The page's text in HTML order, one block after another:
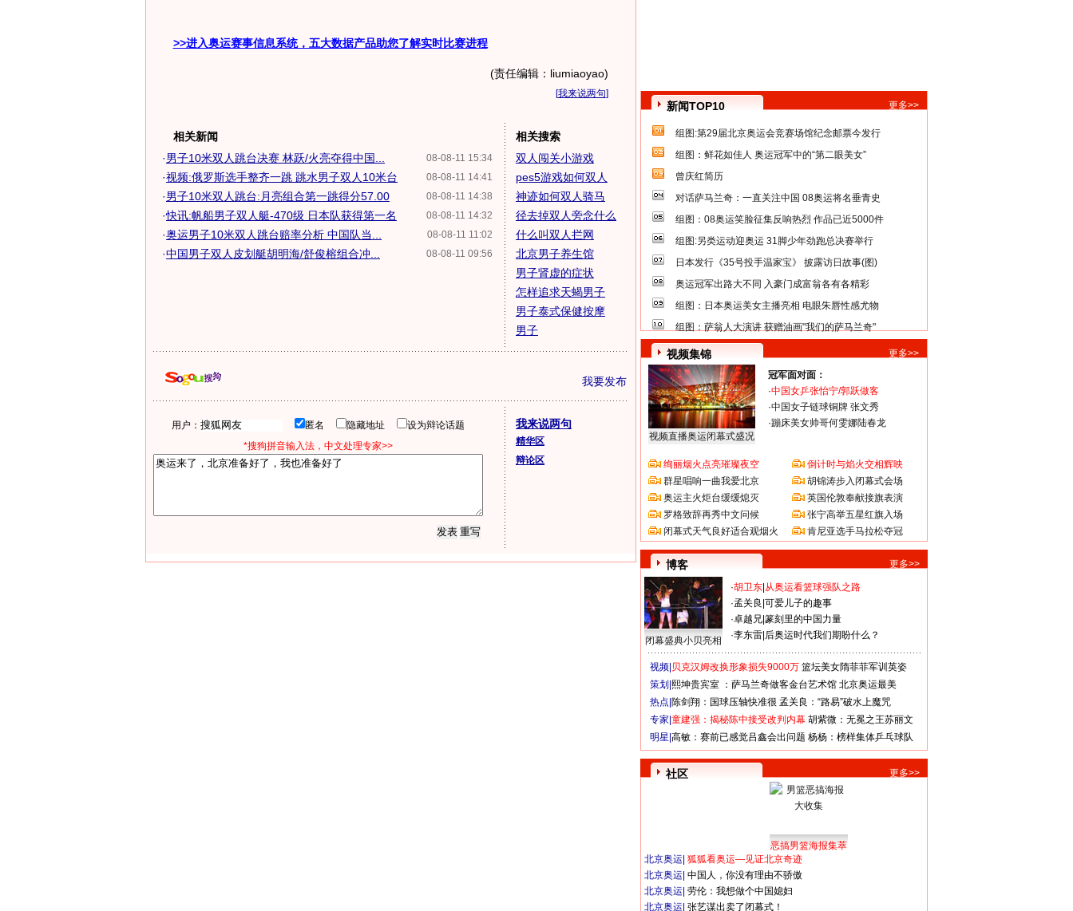
>>进入奥运赛事信息系统，五大数据产品助您了解实时比赛进程
(责任编辑：liumiaoyao)
[我来说两句]
相关新闻
08-08-11 15:34
·男子10米双人跳台决赛 林跃/火亮夺得中国...
08-08-11 14:41
·视频:俄罗斯选手整齐一跳 跳水男子双人10米台
08-08-11 14:38
·男子10米双人跳台:月亮组合第一跳得分57.00
08-08-11 14:32
·快讯:帆船男子双人艇-470级 日本队获得第一名
08-08-11 11:02
·奥运男子10米双人跳台赔率分析 中国队当...
08-08-11 09:56
·中国男子双人皮划艇胡明海/舒俊榕组合冲...
相关搜索
双人闯关小游戏
pes5游戏如何双人
神迹如何双人骑马
径去掉双人旁念什么
什么叫双人拦网
北京男子养生馆
男子肾虚的症状
怎样追求天蝎男子
男子泰式保健按摩
男子
我要发布
用户： 匿名 隐藏地址
设为辩论话题
*搜狗拼音输入法，中文处理专家>>
我来说两句
精华区
辩论区
新闻TOP10 更多>>
组图:第29届北京奥运会竞赛场馆纪念邮票今发行
组图：鲜花如佳人 奥运冠军中的“第二眼美女”
曾庆红简历
对话萨马兰奇：一直关注中国 08奥运将名垂青史
组图：08奥运笑脸征集反响热烈 作品已近5000件
组图:另类运动迎奥运 31脚少年劲跑总决赛举行
日本发行《35号投手温家宝》 披露访日故事(图)
奥运冠军出路大不同 入豪门成富翁各有各精彩
组图：日本奥运美女主播亮相 电眼朱唇性感尤物
组图：萨翁人大演讲 获赠油画"我们的萨马兰奇"
视频集锦 更多>>
视频直播奥运闭幕式盛况
冠军面对面：
·中国女乒张怡宁/郭跃做客
·中国女子链球铜牌 张文秀
·蹦床美女帅哥何雯娜陆春龙
绚丽烟火点亮璀璨夜空
群星唱响一曲我爱北京
奥运主火炬台缓缓熄灭
罗格致辞再秀中文问候
闭幕式天气良好适合观烟火
倒计时与焰火交相辉映
胡锦涛步入闭幕式会场
英国伦敦奉献接旗表演
张宁高举五星红旗入场
肯尼亚选手马拉松夺冠
博客 更多>>
闭幕盛典小贝亮相
·胡卫东 从奥运看篮球强队之路
·孟关良 可爱儿子的趣事
·卓越兄 篆刻里的中国力量
·李东雷 后奥运时代我们期盼什么？
视频| 贝克汉姆改换形象损失9000万 篮坛美女隋菲菲军训英姿
策划| 熙坤贵宾室 ：萨马兰奇做客金台艺术馆 北京奥运最美
热点| 陈剑翔：国球压轴快准很 孟关良：“路易”破水上魔咒
专家| 童建强：揭秘陈中接受改判内幕 胡紫微：无冕之王苏丽文
明星| 高敏：赛前已感觉吕鑫会出问题 杨杨：榜样集体乒乓球队
社区 更多>>
恶搞男篮海报集萃
北京奥运 狐狐看奥运—见证北京奇迹
北京奥运 中国人，你没有理由不骄傲
北京奥运 劳伦：我想做个中国媳妇
北京奥运 张艺谋出卖了闭幕式！